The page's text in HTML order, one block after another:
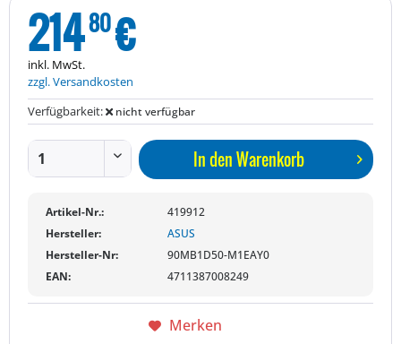
21480€
inkl. MwSt.
zzgl. Versandkosten
Verfügbarkeit:
nicht verfügbar
In denWarenkorb
Artikel-Nr.:
419912
Hersteller:
ASUS
Hersteller-Nr:
90MB1D50-M1EAY0
EAN:
4711387008249
Merken